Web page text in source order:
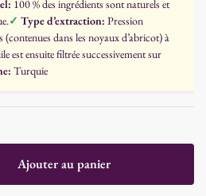
100 % des ingrédients sont naturels et
✓ Type d’extraction: Pression
(contenues dans les noyaux d’abricot) à
est ensuite filtrée successivement sur
Turquie
Ajouter au panier